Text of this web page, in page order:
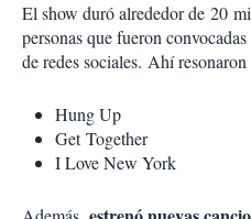
El show duró alrededor de 20
personas que fueron
de redes sociales. Ahí resonaron
Hung Up
Get Together
I Love New York